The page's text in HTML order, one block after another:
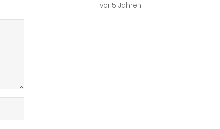
vor 5 Jahren